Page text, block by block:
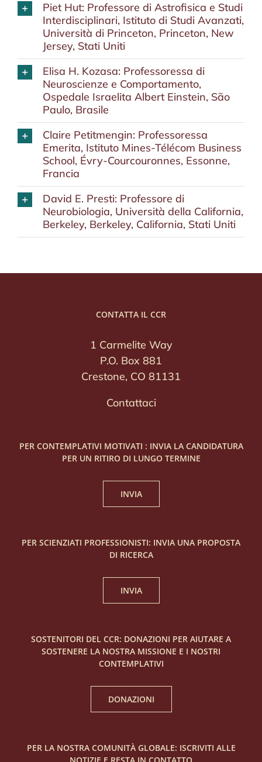
Piet Hut: Professore di Astrofisica e Studi
Interdisciplinari, Istituto di Studi Avanzati,
Università di Princeton, Princeton, New
Jersey, Stati Uniti
Elisa H. Kozasa: Professoressa di
Neuroscienze e Comportamento,
Ospedale Israelita Albert Einstein, São
Paulo, Brasile
Claire Petitmengin: Professoressa
Emerita, Istituto Mines-Télécom Business
School, Évry-Courcouronnes, Essonne,
Francia
David E. Presti: Professore di
Neurobiologia, Università della California,
Berkeley, Berkeley, California, Stati Uniti
CONTATTA IL CCR
1 Carmelite Way
P.O. Box 881
Crestone, CO 81131
Contattaci
PER CONTEMPLATIVI MOTIVATI : INVIA LA CANDIDATURA
PER UN RITIRO DI LUNGO TERMINE
INVIA
PER SCIENZIATI PROFESSIONISTI: INVIA UNA PROPOSTA
DI RICERCA
INVIA
SOSTENITORI DEL CCR: DONAZIONI PER AIUTARE A
SOSTENERE LA NOSTRA MISSIONE E I NOSTRI
CONTEMPLATIVI
DONAZIONI
PER LA NOSTRA COMUNITÀ GLOBALE: ISCRIVITI ALLE